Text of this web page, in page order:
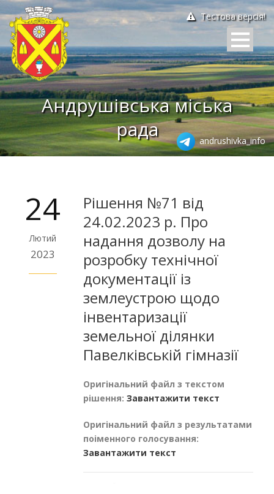
Тестова версія!
Андрушівська міська
рада
andrushivka_info
24
Лютий
2023
Рішення №71 від
24.02.2023 р. Про
надання дозволу на
розробку технічної
документації із
землеустрою щодо
інвентаризації
земельної ділянки
Павелківській гімназії
Оригінальний файл з текстом
рішення: Завантажити текст
Оригінальний файл з результатами
поіменного голосування:
Завантажити текст